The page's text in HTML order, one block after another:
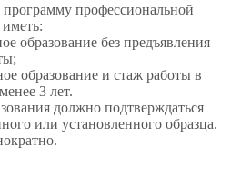
профессиональной
образование без предъявления
образование и стаж работы в
3 лет.
должно подтверждаться
или установленного образца.